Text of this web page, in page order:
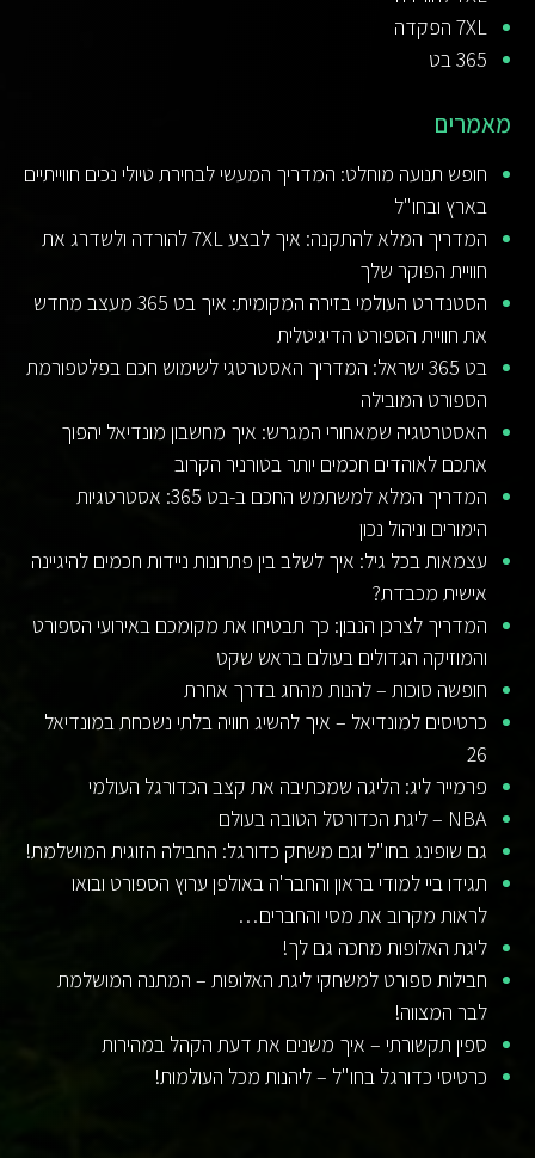
7XL הפקדה
365 בט
מאמרים
חופש תנועה מוחלט: המדריך המעשי לבחירת טיולי נכים חווייתיים
בארץ ובחו"ל
המדריך המלא להתקנה: איך לבצע 7XL להורדה ולשדרג את
חוויית הפוקר שלך
הסטנדרט העולמי בזירה המקומית: איך בט 365 מעצב מחדש
את חוויית הספורט הדיגיטלית
בט 365 ישראל: המדריך האסטרטגי לשימוש חכם בפלטפורמת
הספורט המובילה
האסטרטגיה שמאחורי המגרש: איך מחשבון מונדיאל יהפוך
אתכם לאוהדים חכמים יותר בטורניר הקרוב
המדריך המלא למשתמש החכם ב-בט 365: אסטרטגיות
הימורים וניהול נכון
עצמאות בכל גיל: איך לשלב בין פתרונות ניידות חכמים להיגיינה
אישית מכבדת?
המדריך לצרכן הנבון: כך תבטיחו את מקומכם באירועי הספורט
והמוזיקה הגדולים בעולם בראש שקט
חופשה סוכות – להנות מהחג בדרך אחרת
כרטיסים למונדיאל – איך להשיג חוויה בלתי נשכחת במונדיאל
26
פרמייר ליג: הליגה שמכתיבה את קצב הכדורגל העולמי
NBA – ליגת הכדורסל הטובה בעולם
גם שופינג בחו"ל וגם משחק כדורגל: החבילה הזוגית המושלמת!
תגידו ביי למודי בראון והחבר'ה באולפן ערוץ הספורט ובואו
לראות מקרוב את מסי והחברים…
ליגת האלופות מחכה גם לך!
חבילות ספורט למשחקי ליגת האלופות – המתנה המושלמת
לבר המצווה!
ספין תקשורתי – איך משנים את דעת הקהל במהירות
כרטיסי כדורגל בחו"ל – ליהנות מכל העולמות!